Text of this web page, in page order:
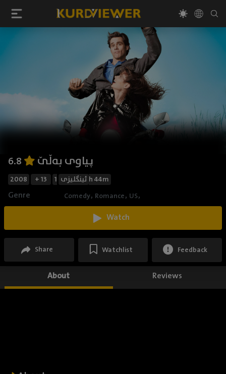
پیاوی بەڵێ
2008 + 13 ئینگلیزی 1h 44m
Genre Comedy, Romance, US,
Watch
Share Watchlist Feedback
About Reviews